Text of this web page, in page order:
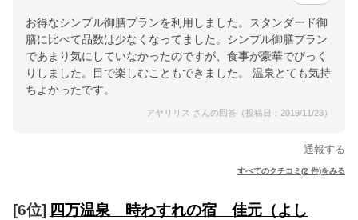
お得なシンプル御膳プランを利用しました。スタンダード御
膳に比べて品数は少なくなってました。シンプル御膳プラン
であまり気にしていなかったのですが、食事が豪華でびっく
りしました。目で楽しむこともできました。 温泉とても気持
ちよかったです。
アヤリリス さんの回答（投稿日：2019/11/23）
通報する
すべてのクチコミ(2 件)をみる
[6位] 四万温泉 時わすれの宿 佳元（よし